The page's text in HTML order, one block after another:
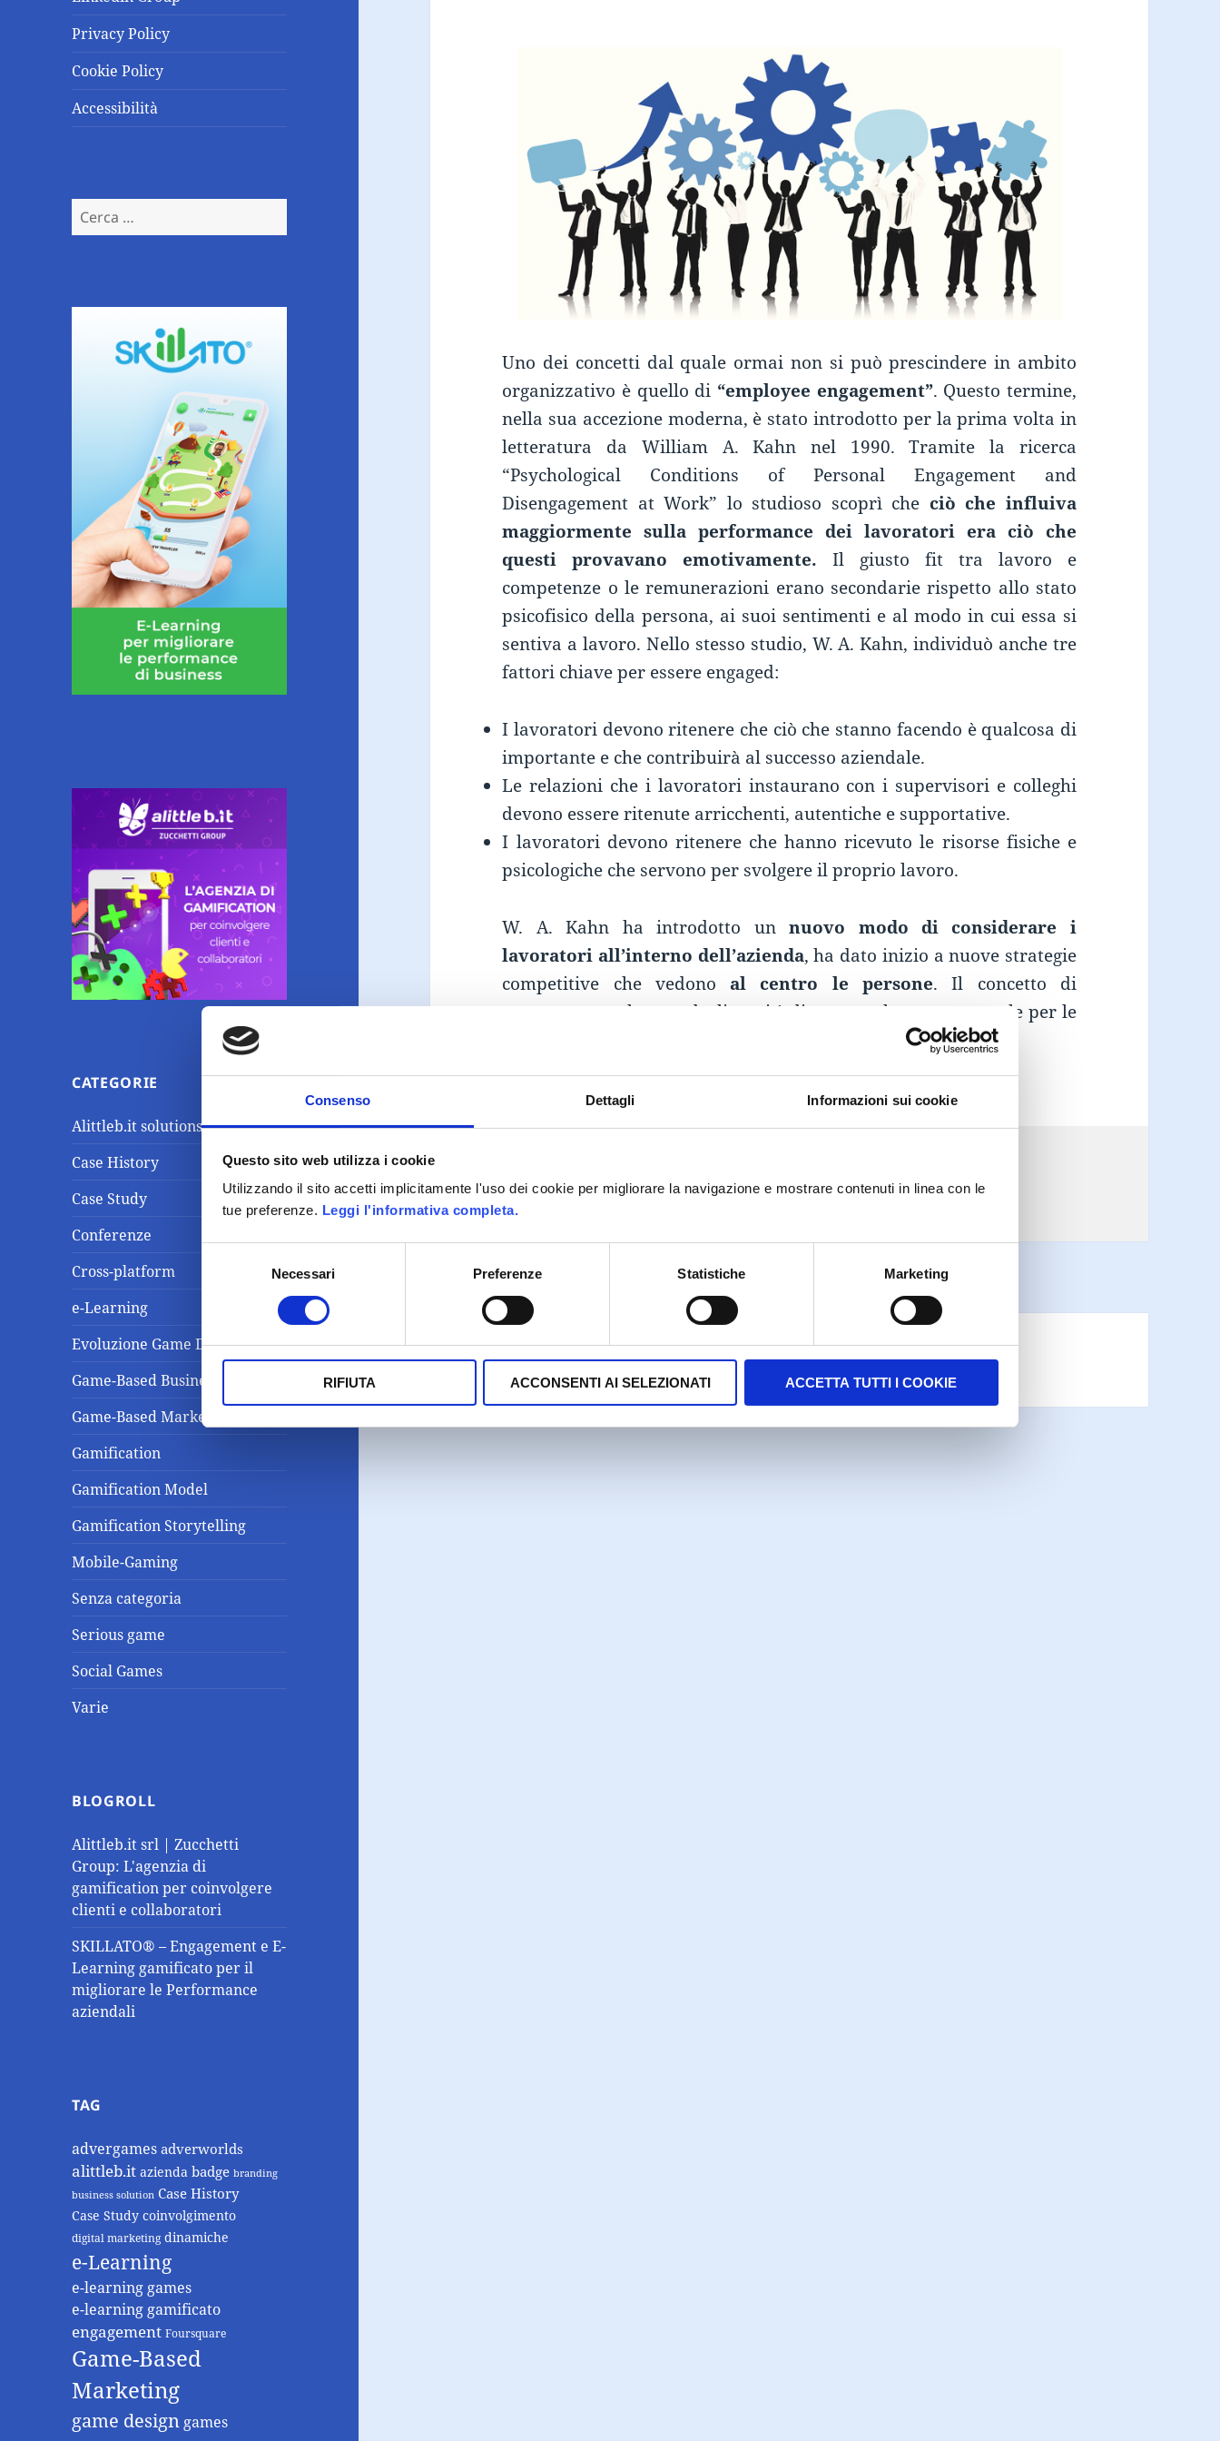
Consenso Dettagli Informazioni sui cookie
Questo sito web utilizza i cookie
Utilizzando il sito accetti implicitamente l'uso dei cookie per migliorare la navigazione e mostrare contenuti in linea con le
tue preferenze. Leggi l'informativa completa.
Necessari Preferenze Statistiche Marketing
RIFIUTA ACCONSENTI AI SELEZIONATI ACCETTA TUTTI I COOKIE
Privacy Policy
Cookie Policy
Accessibilità
Ricerca
per:
CATEGORIE
Alittleb.it solutions
Case History
Case Study
Conferenze
Cross-platform
e-Learning
Evoluzione Game Design
Game-Based Business Solution
Game-Based Marketing
Gamification
Gamification Model
Gamification Storytelling
Mobile-Gaming
Senza categoria
Serious game
Social Games
Varie
BLOGROLL
Alittleb.it srl | Zucchetti
Group: L'agenzia di
gamification per coinvolgere
clienti e collaboratori
SKILLATO® – Engagement e E-
Learning gamificato per il
migliorare le Performance
aziendali
TAG
advergames adverworlds
alittleb.it azienda badge branding
business solution Case History
Case Study coinvolgimento
digital marketing dinamiche
e-Learning
e-learning games
e-learning gamificato
engagement Foursquare
Game-Based
Marketing
game design games
Uno dei concetti dal quale ormai non si può prescindere in ambito
organizzativo è quello di “employee engagement”. Questo termine,
nella sua accezione moderna, è stato introdotto per la prima volta in
letteratura da William A. Kahn nel 1990. Tramite la ricerca
“Psychological Conditions of Personal Engagement and
Disengagement at Work” lo studioso scoprì che ciò che influiva
maggiormente sulla performance dei lavoratori era ciò che
questi provavano emotivamente. Il giusto fit tra lavoro e
competenze o le remunerazioni erano secondarie rispetto allo stato
psicofisico della persona, ai suoi sentimenti e al modo in cui essa si
sentiva a lavoro. Nello stesso studio, W. A. Kahn, individuò anche tre
fattori chiave per essere engaged:
I lavoratori devono ritenere che ciò che stanno facendo è qualcosa di
importante e che contribuirà al successo aziendale.
Le relazioni che i lavoratori instaurano con i supervisori e colleghi
devono essere ritenute arricchenti, autentiche e supportative.
I lavoratori devono ritenere che hanno ricevuto le risorse fisiche e
psicologiche che servono per svolgere il proprio lavoro.
W. A. Kahn ha introdotto unnuovo modo di considerare i
lavoratori all’interno dell’azienda, ha dato inizio a nuove strategie
competitive che vedono al centro le persone. Il concetto di
engagement nel corso degli anni è diventato elemento centrale per le
Engagement e Successo Aziendale
il
comunicazione,employee engagement ,engagement,feedback
Proudly powered by WordPress